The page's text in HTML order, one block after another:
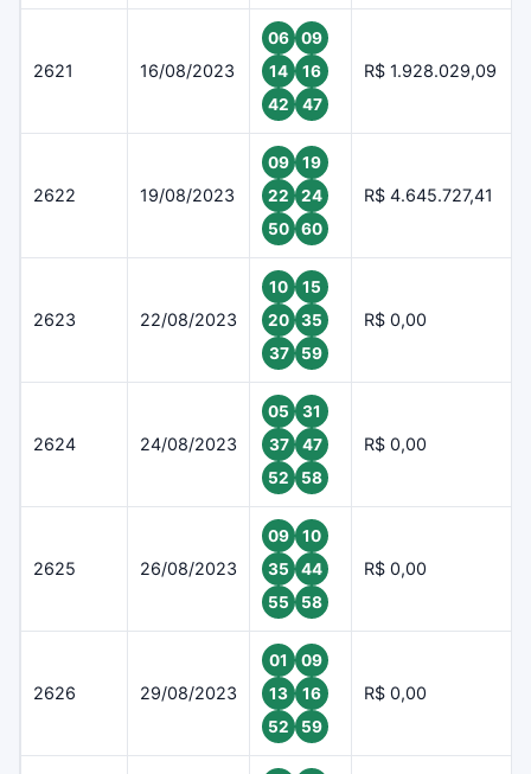
2621 16/08/2023
06
09
14
16
42
47
R$ 1.928.029,09
2622 19/08/2023
09
19
22
24
50
60
R$ 4.645.727,41
2623 22/08/2023
10
15
20
35
37
59
R$ 0,00
2624 24/08/2023
05
31
37
47
52
58
R$ 0,00
2625 26/08/2023
09
10
35
44
55
58
R$ 0,00
2626 29/08/2023
01
09
13
16
52
59
R$ 0,00